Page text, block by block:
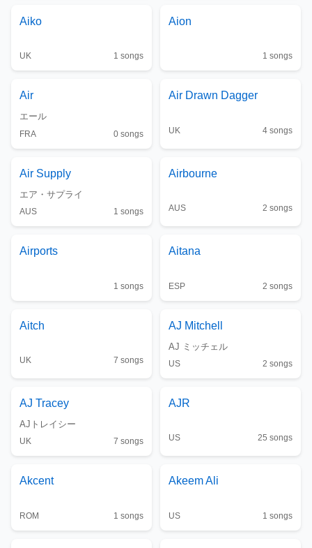
Aiko
UK 1 songs
Aion
1 songs
Air
エール
FRA 0 songs
Air Drawn Dagger
UK 4 songs
Air Supply
エア・サプライ
AUS 1 songs
Airbourne
AUS 2 songs
Airports
1 songs
Aitana
ESP 2 songs
Aitch
UK 7 songs
AJ Mitchell
AJ ミッチェル
US 2 songs
AJ Tracey
AJトレイシー
UK 7 songs
AJR
US 25 songs
Akcent
ROM 1 songs
Akeem Ali
US 1 songs